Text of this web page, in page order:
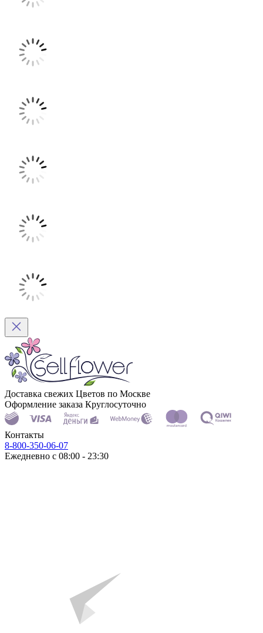
Доставка свежих Цветов по Москве
Оформление заказа Круглосуточно
Контакты
8-800-350-06-07
Ежедневно с 08:00 - 23:30